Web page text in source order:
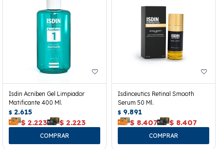
Isdin Acniben Gel Limpiador
Matificante 400 Ml.
$ 2.615
$ 2.223 $ 2.223
Isdinceutics Retinal Smooth
Serum 50 Ml.
$ 9.891
$ 8.407 $ 8.407